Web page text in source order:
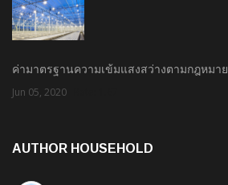
ค่ามาตรฐานความเข้มแสงสว่างตามกฎหมาย
Jun 05, 2020
AUTHOR HOUSEHOLD